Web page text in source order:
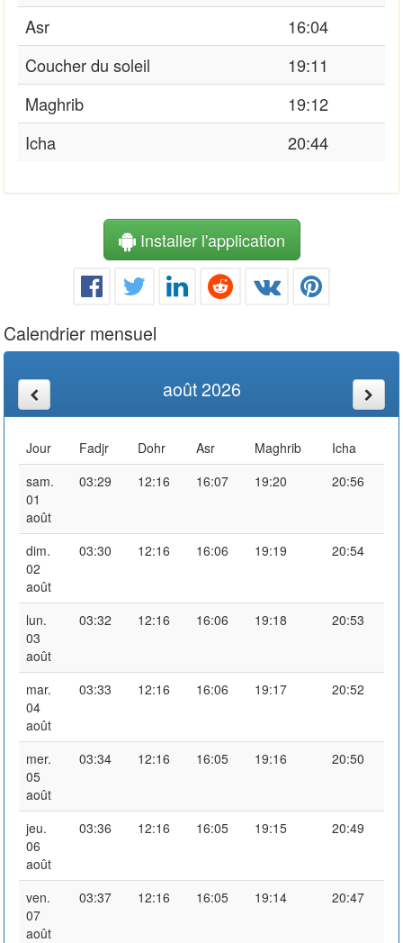
Asr
16:04
Coucher du soleil
19:11
Maghrib
19:12
Icha
20:44
Installer l'application
Calendrier mensuel
août 2026
Jour Fadjr Dohr Asr Maghrib
Icha
sam.
01
août
03:29 12:16 16:07 19:20 20:56
dim.
02
août
03:30 12:16 16:06 19:19 20:54
lun.
03
août
03:32 12:16 16:06 19:18 20:53
mar.
04
août
03:33 12:16 16:06 19:17 20:52
mer.
05
août
03:34 12:16 16:05 19:16 20:50
jeu.
06
août
03:36 12:16 16:05 19:15 20:49
ven.
07
août
03:37 12:16 16:05 19:14 20:47